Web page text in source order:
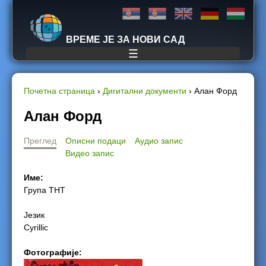
Jump to navigation
ВРЕМЕ ЈЕ ЗА НОВИ САД
☰
Y
o
a
r
e
h
Почетна страница › Дигитални документи › Aлан Форд
Aлан Форд
Преглед Описни подаци
Аудио запис
Видео запис
Име:
Група ТНТ
Језик
Cyrillic
Фотографије: